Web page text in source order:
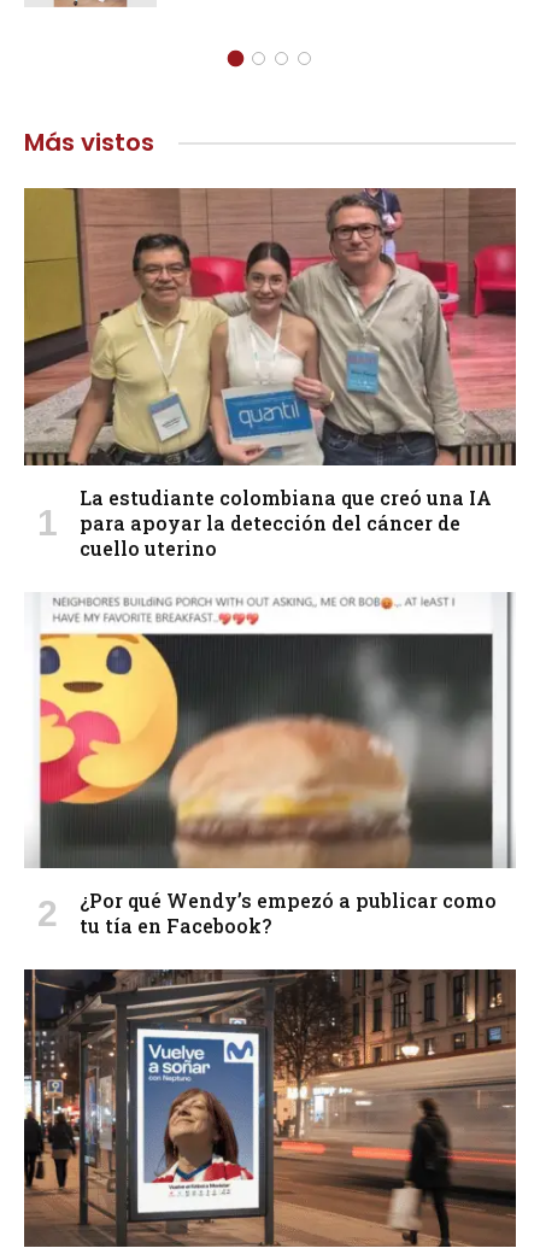
Más vistos
La estudiante colombiana que creó una IA
para apoyar la detección del cáncer de
cuello uterino
¿Por qué Wendy’s empezó a publicar como
tu tía en Facebook?